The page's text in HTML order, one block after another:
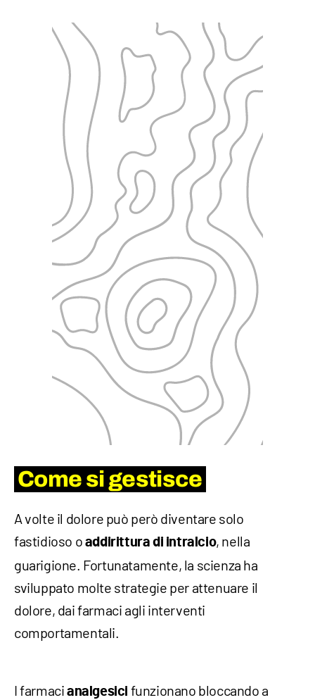
Come si gestisce
A volte il dolore può però diventare solo
fastidioso o addirittura di intralcio, nella
guarigione. Fortunatamente, la scienza ha
sviluppato molte strategie per attenuare il
dolore, dai farmaci agli interventi
comportamentali.
I farmaci analgesici funzionano bloccando a